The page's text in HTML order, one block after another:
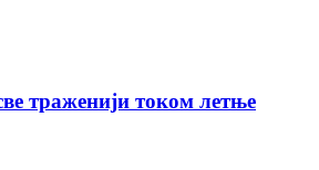
траженији током летње